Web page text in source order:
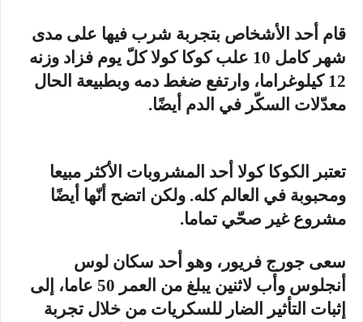
قام أحد الأشخاص بتجربة شرب فيها على مدى
شهر كامل 10 علب كوكا كولا كلّ يوم فزاد وزنه
12 كيلوغراما، وارتفع ضغط دمه وبطبيعة الحال
معدّلات السكّر في الدم أيضًا.
تعتبر الكوكا كولا أحد المشروبات الأكثر مبيعا
ومحبوبة في العالم كله. ولكن اتضح أنّها أيضًا
مشروع غير صحّي تماما.
سعى جورج فريور، وهو أحد سكان لوس
أنجلوس وأب لاثنين يبلغ من العمر 50 عاما، إلى
إثبات التأثير الضار للسكريات من خلال تجربة